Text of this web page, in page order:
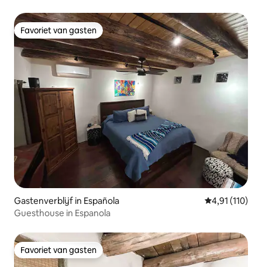
Favoriet van gasten
Favoriet van gasten
Gastenverblijf in Española Gemiddelde
4,91 (110)
Guesthouse in Espanola
Favoriet van gasten
Favoriet van gasten